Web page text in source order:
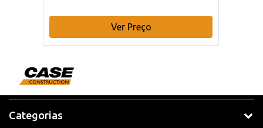
Ver Preço
Categorias